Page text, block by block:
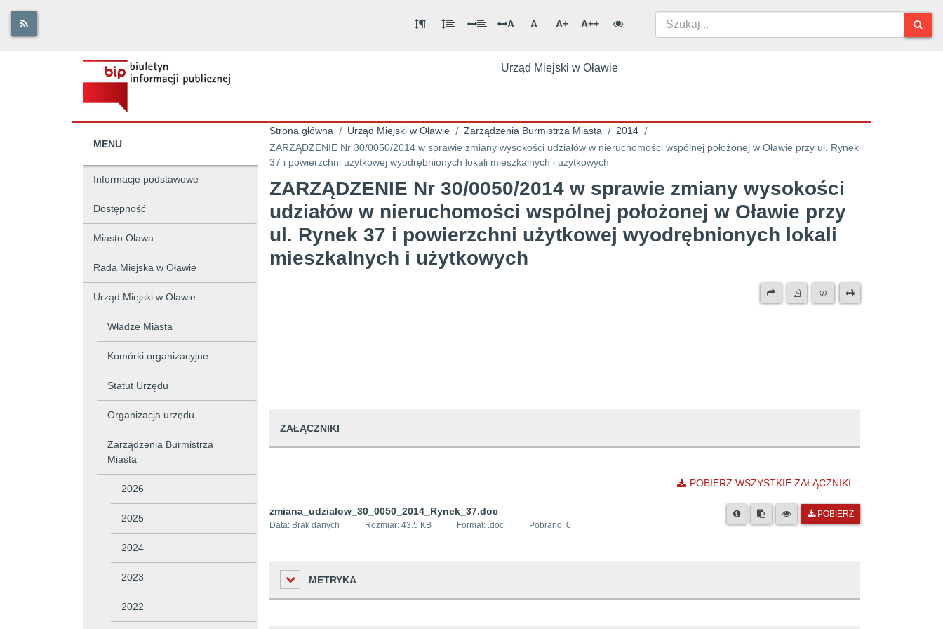
A A A+ A++
Urząd Miejski w Oławie
MENU
Informacje podstawowe
Dostępność
Miasto Oława
Rada Miejska w Oławie
Urząd Miejski w Oławie
Władze Miasta
Komórki organizacyjne
Statut Urzędu
Organizacja urzędu
Zarządzenia Burmistrza
Miasta
2026
2025
2024
2023
2022
Strona główna / Urząd Miejski w Oławie / Zarządzenia Burmistrza Miasta / 2014 /
ZARZĄDZENIE Nr 30/0050/2014 w sprawie zmiany wysokości udziałów w nieruchomości wspólnej położonej w Oławie przy ul. Rynek
37 i powierzchni użytkowej wyodrębnionych lokali mieszkalnych i użytkowych
ZARZĄDZENIE Nr 30/0050/2014 w sprawie zmiany wysokości
udziałów w nieruchomości wspólnej położonej w Oławie przy
ul. Rynek 37 i powierzchni użytkowej wyodrębnionych lokali
mieszkalnych i użytkowych
ZAŁĄCZNIKI
POBIERZ WSZYSTKIE ZAŁĄCZNIKI
zmiana_udzialow_30_0050_2014_Rynek_37.doc
Data: Brak danych Rozmiar: 43.5 KB Format: .doc Pobrano: 0
POBIERZ
METRYKA